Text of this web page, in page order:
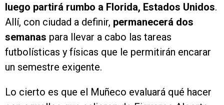
luego partirá rumbo a Florida, Estados Unidos.
Allí, con ciudad a definir, permanecerá dos
semanas para llevar a cabo las tareas
futbolísticas y físicas que le permitirán encarar
un semestre exigente.
Lo cierto es que el Muñeco evaluará qué hacer